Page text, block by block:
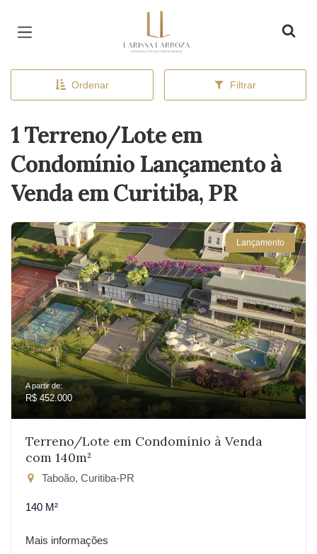
Ordenar Filtrar
1 Terreno/Lote em
Condomínio Lançamento à
Venda em Curitiba, PR
Lançamento
A partir de:
R$ 452.000
Terreno/Lote em Condomínio à Venda
com 140m²
Taboão, Curitiba-PR
140 M²
Mais informações